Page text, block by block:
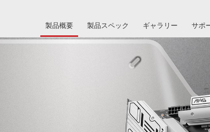
製品概要 製品スペック ギャラリー サポ